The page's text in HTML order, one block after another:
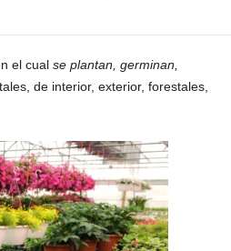
el cual se plantan, germinan,
de interior, exterior, forestales,